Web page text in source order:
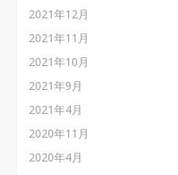
2021年12月
2021年11月
2021年10月
2021年9月
2021年4月
2020年11月
2020年4月